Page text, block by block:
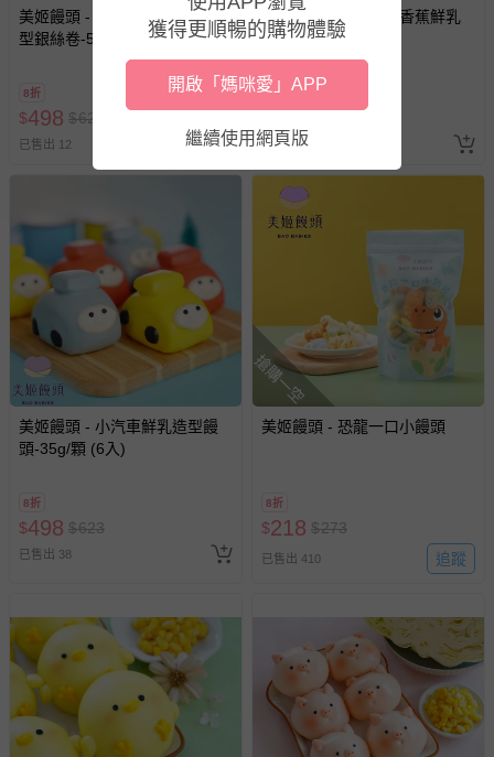
商品實際的配達日期，可於訂單個人資料內的查詢訂單內，
已出貨通知之訊息為主。
如您收到商品，請依正常流程檢查是否完好，若商品遇瑕疵
情形，您可申請更換新品或退貨，請見：退貨的辦理流程
若您對於會員帳號、商品訂購與資訊、購物流程、付款方
式、折價券與購物金的使用、退貨及商品運送方式等有疑
。
預購商品：預購為海外同步代購，遇缺貨即會通知媽咪並協
助取消退款事宜。
商品如因「價格、組合」等錯誤原因，導致無法安排出貨，
會主動以簡訊及mail通知訂單取消事宜，並將提供適當補
償。
美姬饅頭 - 小仙女彩虹鮮乳造
型銀絲卷-50g*6顆
8折
$498 $623
已售出 12
美姬饅頭 - 小猴子吃香蕉鮮乳
造型饅頭-35g*6顆
8折
480
已售出 10
美姬饅頭 - 小汽車鮮乳造型饅
頭-35g/顆 (6入)
8折
$498 $623
已售出 38
搶購一空
美姬饅頭 - 恐龍一口小饅頭
8折
$218 $273
已售出 410 追蹤
獲得更順暢的購物體驗
開啟「媽咪愛」APP
繼續使用網頁版